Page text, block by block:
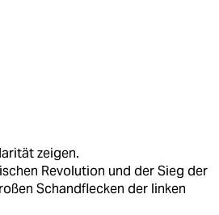
zeigen.
Revolution und der Sieg der
Schandflecken der linken